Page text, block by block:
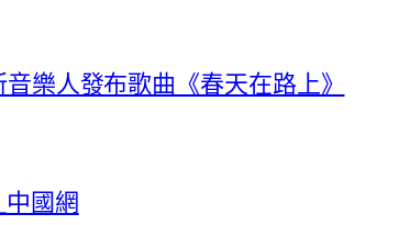
樂人發布歌曲《春天在路上》
國網